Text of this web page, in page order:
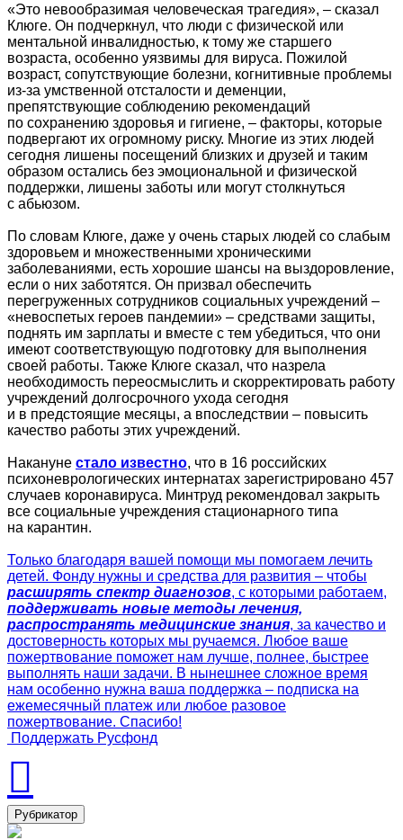
«Это невообразимая человеческая трагедия», – сказал
Клюге. Он подчеркнул, что люди с физической или
ментальной инвалидностью, к тому же старшего
возраста, особенно уязвимы для вируса. Пожилой
возраст, сопутствующие болезни, когнитивные проблемы
из-за умственной отсталости и деменции,
препятствующие соблюдению рекомендаций
по сохранению здоровья и гигиене, – факторы, которые
подвергают их огромному риску. Многие из этих людей
сегодня лишены посещений близких и друзей и таким
образом остались без эмоциональной и физической
поддержки, лишены заботы или могут столкнуться
с абьюзом.
По словам Клюге, даже у очень старых людей со слабым
здоровьем и множественными хроническими
заболеваниями, есть хорошие шансы на выздоровление,
если о них заботятся. Он призвал обеспечить
перегруженных сотрудников социальных учреждений –
«невоспетых героев пандемии» – средствами защиты,
поднять им зарплаты и вместе с тем убедиться, что они
имеют соответствующую подготовку для выполнения
своей работы. Также Клюге сказал, что назрела
необходимость переосмыслить и скорректировать работу
учреждений долгосрочного ухода сегодня
и в предстоящие месяцы, а впоследствии – повысить
качество работы этих учреждений.
Накануне стало известно, что в 16 российских
психоневрологических интернатах зарегистрировано 457
случаев коронавируса. Минтруд рекомендовал закрыть
все социальные учреждения стационарного типа
на карантин.
Только благодаря вашей помощи мы помогаем лечить
детей. Фонду нужны и средства для развития – чтобы
расширять спектр диагнозов, с которыми работаем,
поддерживать новые методы лечения,
распространять медицинские знания, за качество и
достоверность которых мы ручаемся. Любое ваше
пожертвование поможет нам лучше, полнее, быстрее
выполнять наши задачи. В нынешнее сложное время
нам особенно нужна ваша поддержка – подписка на
ежемесячный платеж или любое разовое
пожертвование. Спасибо!
Поддержать Русфонд
Рубрикатор